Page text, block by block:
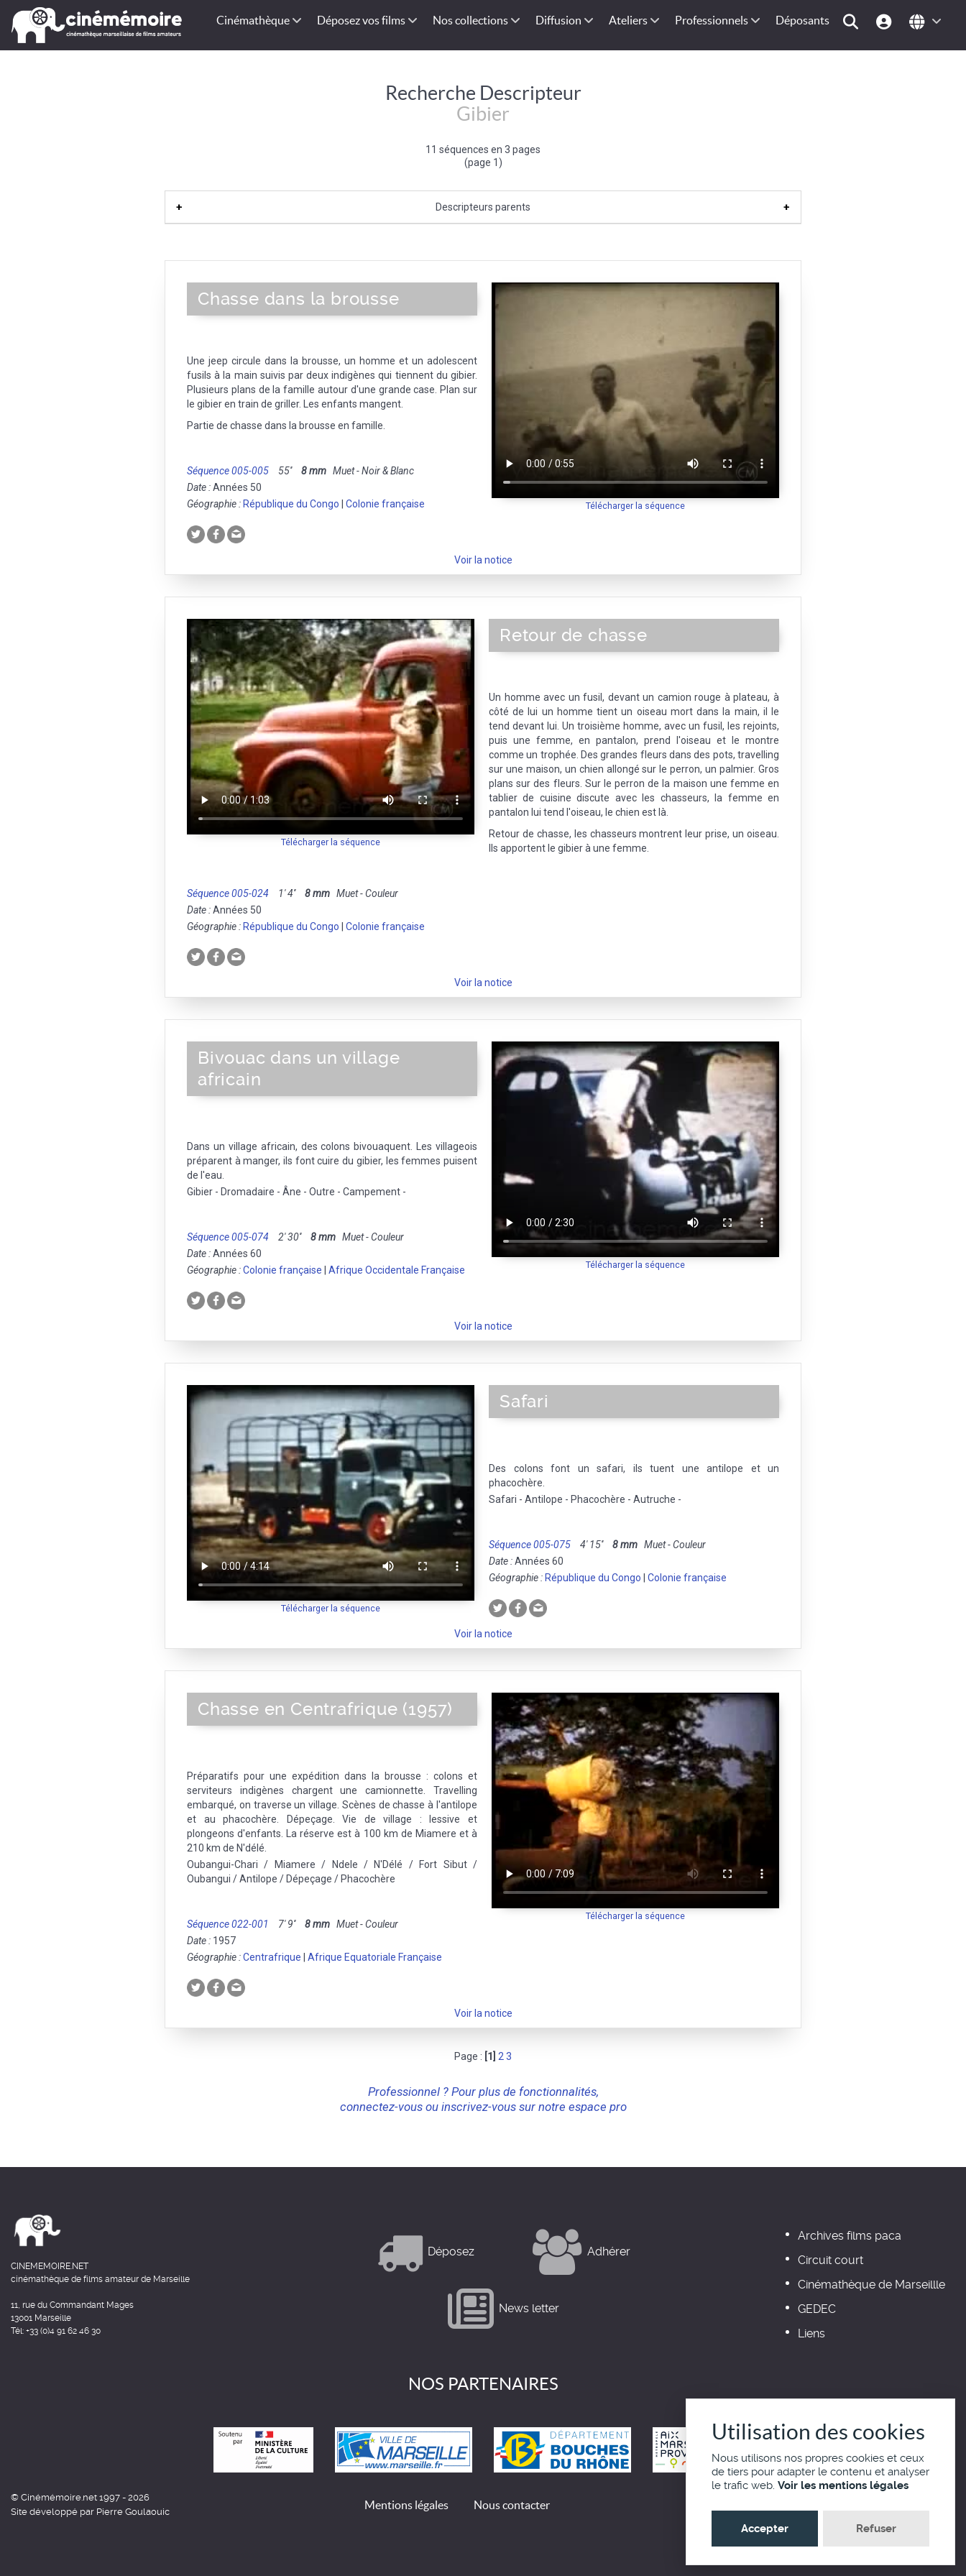
Cinémathèque Déposez vos films Nos collections Diffusion Ateliers Professionnels Déposants
Recherche Descripteur
Gibier
11 séquences en 3 pages
(page 1)
Descripteurs parents
Télécharger la séquence
Chasse dans la brousse
Une jeep circule dans la brousse, un homme et un adolescent
fusils à la main suivis par deux indigènes qui tiennent du gibier.
Plusieurs plans de la famille autour d'une grande case. Plan sur
le gibier en train de griller. Les enfants mangent.
Partie de chasse dans la brousse en famille.
Séquence 005-005 55'' 8 mm Muet - Noir & Blanc
Date :Années 50
Géographie : République du Congo Colonie française
Voir la notice
Télécharger la séquence
Retour de chasse
Un homme avec un fusil, devant un camion rouge à plateau, à
côté de lui un homme tient un oiseau mort dans la main, il le
tend devant lui. Un troisième homme, avec un fusil, les rejoints,
puis une femme, en pantalon, prend l'oiseau et le montre
comme un trophée. Des grandes fleurs dans des pots, travelling
sur une maison, un chien allongé sur le perron, un palmier. Gros
plans sur des fleurs. Sur le perron de la maison une femme en
tablier de cuisine discute avec les chasseurs, la femme en
pantalon lui tend l'oiseau, le chien est là.
Retour de chasse, les chasseurs montrent leur prise, un oiseau.
Ils apportent le gibier à une femme.
Séquence 005-024 1' 4'' 8 mm Muet - Couleur
Date :Années 50
Géographie : République du Congo Colonie française
Voir la notice
Télécharger la séquence
Bivouac dans un village
africain
Dans un village africain, des colons bivouaquent. Les villageois
préparent à manger, ils font cuire du gibier, les femmes puisent
de l'eau.
Gibier - Dromadaire - Âne - Outre - Campement -
Séquence 005-074 2' 30'' 8 mm Muet - Couleur
Date :Années 60
Géographie :Colonie française Afrique Occidentale Française
Voir la notice
Télécharger la séquence
Safari
Des colons font un safari, ils tuent une antilope et un
phacochère.
Safari - Antilope - Phacochère - Autruche -
Séquence 005-075 4' 15'' 8 mm Muet - Couleur
Date :Années 60
Géographie : République du Congo Colonie française
Voir la notice
Télécharger la séquence
Chasse en Centrafrique (1957)
Préparatifs pour une expédition dans la brousse : colons et
serviteurs indigènes chargent une camionnette. Travelling
embarqué, on traverse un village. Scènes de chasse à l'antilope
et au phacochère. Dépeçage. Vie de village : lessive et
plongeons d'enfants. La réserve est à 100 km de Miamere et à
210 km de N'délé.
Oubangui-Chari / Miamere / Ndele / N'Délé / Fort Sibut /
Oubangui / Antilope / Dépeçage / Phacochère
Séquence 022-001 7' 9'' 8 mm Muet - Couleur
Date : 1957
Géographie :Centrafrique Afrique Equatoriale Française
Voir la notice
Page : [1] 2 3
Professionnel ? Pour plus de fonctionnalités,
connectez-vous ou inscrivez-vous sur notre espace pro
CINEMEMOIRE.NET
cinémathèque de films amateur de Marseille
11, rue du Commandant Mages
13001 Marseille
Tél: +33 (0)4 91 62 46 30
Déposez Adhérer
News letter
Archives films paca
Circuit court
Cinémathèque de Marseillle
GEDEC
Liens
NOS PARTENAIRES
© Cinémémoire.net 1997 - 2026
Site développé par Pierre Goulaouic
Mentions légales Nous contacter
Utilisation des cookies
Nous utilisons nos propres cookies et ceux
de tiers pour adapter le contenu et analyser
le trafic web. Voir les mentions légales
Accepter Refuser